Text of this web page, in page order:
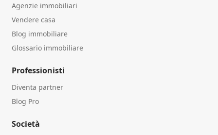
Agenzie immobiliari
Vendere casa
Blog immobiliare
Glossario immobiliare
Professionisti
Diventa partner
Blog Pro
Società